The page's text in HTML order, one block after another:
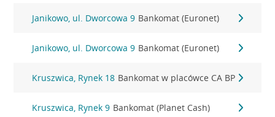
Janikowo, ul. Dworcowa 9 Bankomat (Euronet)
Janikowo, ul. Dworcowa 9 Bankomat (Euronet)
Kruszwica, Rynek 18 Bankomat w placówce CA BP
Kruszwica, Rynek 9 Bankomat (Planet Cash)